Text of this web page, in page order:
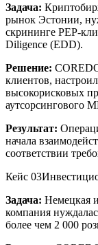
Задача:
рынок Эстонии,
скрининге PEP-
Diligence (EDD).
Решение:
клиентов,
высокорисковых
аутсорсингового
Результат:
начала
соответствии
Кейс 03
Задача: Немецкая
компания
более чем 2 000